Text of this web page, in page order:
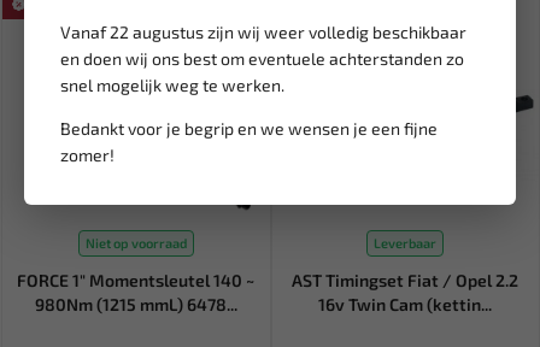
Vanaf 22 augustus zijn wij weer volledig beschikbaar
en doen wij ons best om eventuele achterstanden zo
snel mogelijk weg te werken.
Bedankt voor je begrip en we wensen je een fijne
zomer!
Niet op voorraad
FORCE 1" Momentsleutel 140 ~
980Nm (1215 mmL) 6478...
Leverbaar
AST Timingset Fiat / Opel 2.2
16v Twin Cam (kettin...